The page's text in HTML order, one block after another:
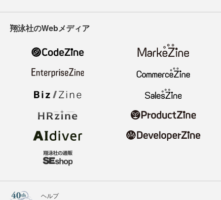
翔泳社のWebメディア
ヘルプ